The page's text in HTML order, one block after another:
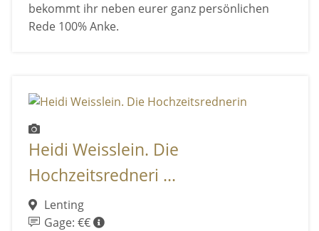
bekommt ihr neben eurer ganz persönlichen
Rede 100% Anke.
Heidi Weisslein. Die
Hochzeitsredneri ...
Lenting
Gage: €€